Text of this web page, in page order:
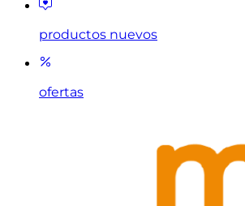
productos nuevos
ofertas